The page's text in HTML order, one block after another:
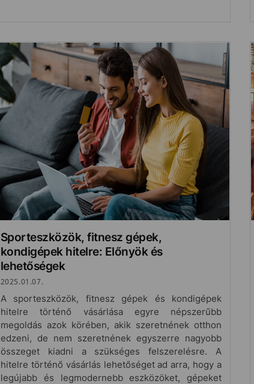
Sporteszközök, fitnesz gépek,
kondigépek hitelre: Előnyök és
lehetőségek
2025.01.07.
A sporteszközök, fitnesz gépek és kondigépek
hitelre történő vásárlása egyre népszerűbb
megoldás azok körében, akik szeretnének otthon
edzeni, de nem szeretnének egyszerre nagyobb
összeget kiadni a szükséges felszerelésre. A
hitelre történő vásárlás lehetőséget ad arra, hogy a
legújabb és legmodernebb eszközöket, gépeket